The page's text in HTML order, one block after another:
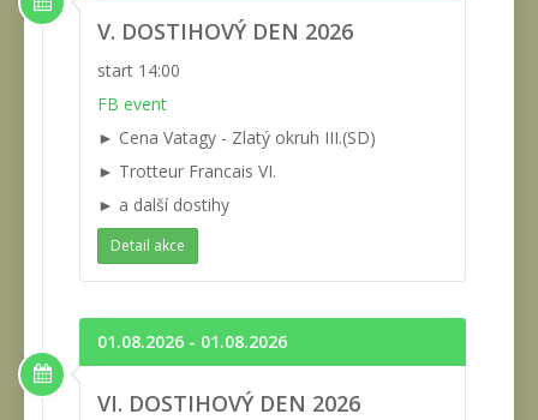
V. DOSTIHOVÝ DEN 2026
start 14:00
FB event
► Cena Vatagy - Zlatý okruh III.(SD)
► Trotteur Francais VI.
► a další dostihy
Detail akce
01.08.2026 - 01.08.2026
VI. DOSTIHOVÝ DEN 2026